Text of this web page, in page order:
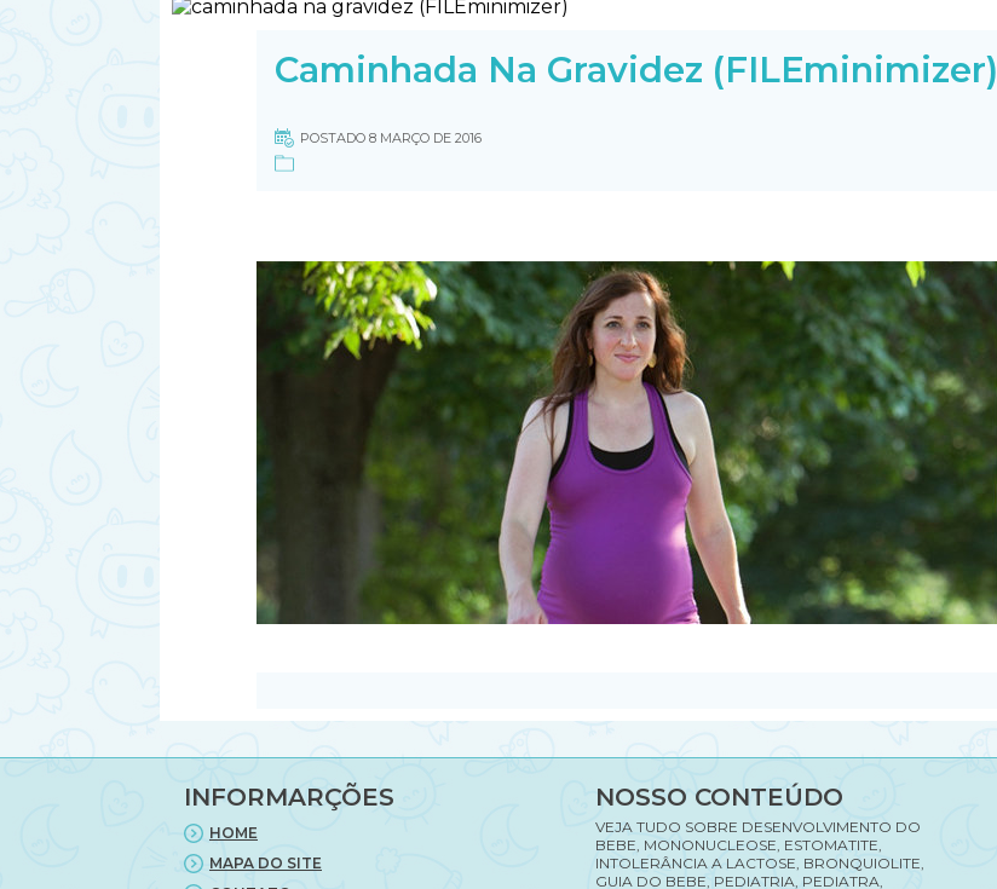
Caminhada Na Gravidez (FILEminimizer)
POSTADO 8 MARÇO DE 2016
INFORMARÇÕES
HOME
MAPA DO SITE
NOSSO CONTEÚDO
VEJA TUDO SOBRE DESENVOLVIMENTO DO
BEBE, MONONUCLEOSE, ESTOMATITE,
INTOLERÂNCIA A LACTOSE, BRONQUIOLITE,
GUIA DO BEBE, PEDIATRIA, PEDIATRA,